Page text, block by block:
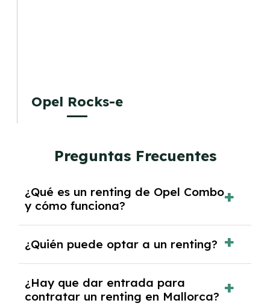
Opel Rocks-e
Preguntas Frecuentes
¿Qué es un renting de Opel Combo
y cómo funciona?
Elrenting de Opel Comboes una modalidad
de comprarlo. Funciona mediante el pago de
una cuota mensual que incluye todos los
¿Quién puede optar a un renting?
El renting está disponible paraparticulares
autónomosyempresas. Los requisitos varían
¿Hay que dar entrada para
contratar un renting en Mallorca?